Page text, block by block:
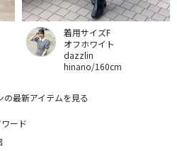
着用サイズF
オフホワイト
dazzlin
hinano/160cm